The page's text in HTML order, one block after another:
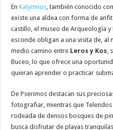
EnKalymnos, también conocido
existe una aldea con forma de
castillo, el museo de Arqueología
esconde obligan a una visita de, al
medio camino entre Leros y Kos,
Buceo, lo que ofrece una
quieran aprender o practicar
De Pserimos destacan sus
fotografiar, mientras que Telendos
rodeada de densos bosques de
busca disfrutar de playas